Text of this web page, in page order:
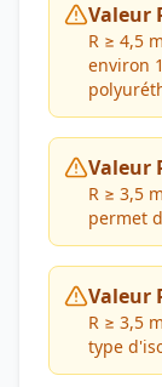
Valeur
R ≥ 4,5
environ
Valeur
R ≥ 3,5
permet
Valeur
R ≥ 3,5
type